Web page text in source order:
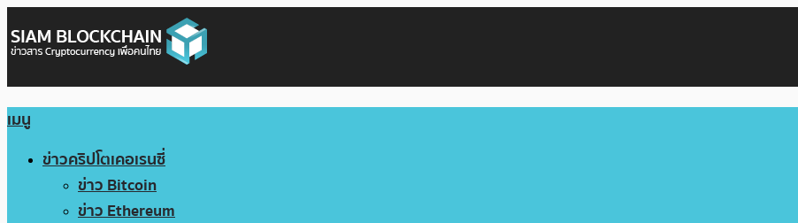
เมนู
ข่าวคริปโตเคอเรนซี่
ข่าว Bitcoin
ข่าว Ethereum